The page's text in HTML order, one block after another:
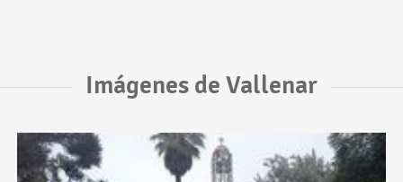
Imágenes de Vallenar